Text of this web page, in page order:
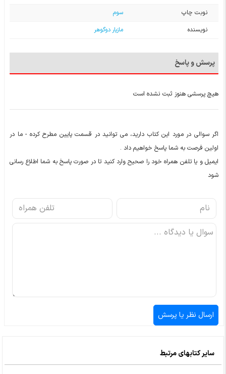
نوبت چاپ
سوم
نویسنده
مازیار دوگوهر
پرسش و پاسخ
هیچ پرسشی هنوز ثبت نشده است
اگر سوالی در مورد این کتاب دارید، می توانید در قسمت پایین مطرح کرده - ما در
اولین فرصت به شما پاسخ خواهیم داد .
ایمیل و یا تلفن همراه خود را صحیح وارد کنید تا در صورت پاسخ به شما اطلاع رسانی
شود
سایر کتابهای مرتبط